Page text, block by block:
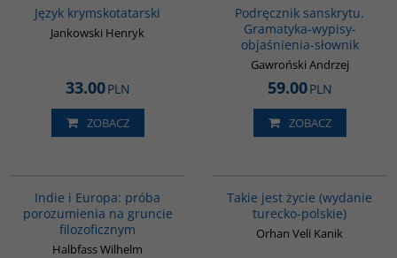
Język krymskotatarski
Jankowski Henryk
33.00PLN
ZOBACZ
Podręcznik sanskrytu.
Gramatyka-wypisy-
objaśnienia-słownik
Gawroński Andrzej
59.00PLN
ZOBACZ
Indie i Europa: próba
porozumienia na gruncie
filozoficznym
Halbfass Wilhelm
Takie jest życie (wydanie
turecko-polskie)
Orhan Veli Kanik